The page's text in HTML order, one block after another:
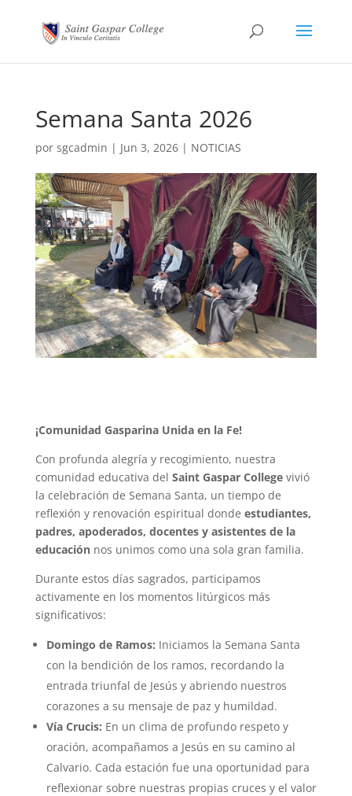
Semana Santa 2026
por sgcadmin | Jun 3, 2026| NOTICIAS
¡Comunidad Gasparina Unida en la Fe!
Con profunda alegría y recogimiento, nuestra
comunidad educativa del Saint Gaspar Collegevivió
la celebración de Semana Santa, un tiempo de
reflexión y renovación espiritual donde estudiantes,
padres, apoderados, docentes y asistentes de la
educaciónnos unimos como una sola gran familia.
Durante estos días sagrados, participamos
activamente en los momentos litúrgicos más
significativos:
Domingo de Ramos: Iniciamos la Semana Santa
con la bendición de los ramos, recordando la
entrada triunfal de Jesús y abriendo nuestros
corazones a su mensaje de paz y humildad.
Vía Crucis: En un clima de profundo respeto y
oración, acompañamos a Jesús en su camino al
Calvario. Cada estación fue una oportunidad para
reflexionar sobre nuestras propias cruces y el valor